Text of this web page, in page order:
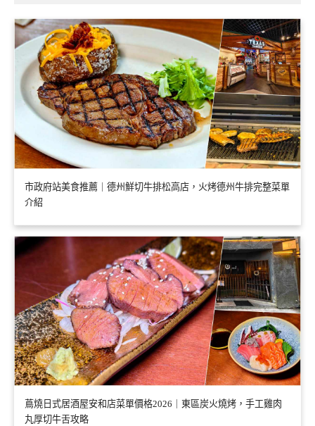
市政府站美食推薦｜德州鮮切牛排松高店，火烤德州牛排完整菜單
介紹
蔦燒日式居酒屋安和店菜單價格2026｜東區炭火燒烤，手工雞肉
丸厚切牛舌攻略